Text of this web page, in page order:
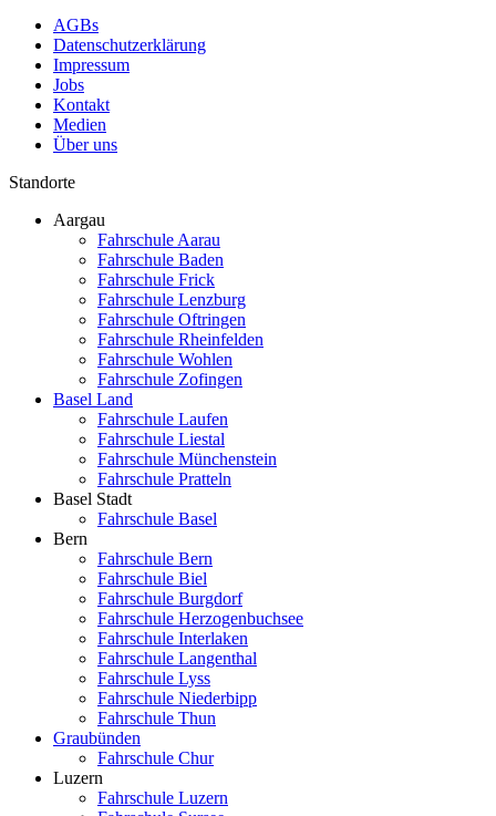
AGBs
Datenschutzerklärung
Impressum
Jobs
Kontakt
Medien
Über uns
Standorte
Aargau
Fahrschule Aarau
Fahrschule Baden
Fahrschule Frick
Fahrschule Lenzburg
Fahrschule Oftringen
Fahrschule Rheinfelden
Fahrschule Wohlen
Fahrschule Zofingen
Basel Land
Fahrschule Laufen
Fahrschule Liestal
Fahrschule Münchenstein
Fahrschule Pratteln
Basel Stadt
Fahrschule Basel
Bern
Fahrschule Bern
Fahrschule Biel
Fahrschule Burgdorf
Fahrschule Herzogenbuchsee
Fahrschule Interlaken
Fahrschule Langenthal
Fahrschule Lyss
Fahrschule Niederbipp
Fahrschule Thun
Graubünden
Fahrschule Chur
Luzern
Fahrschule Luzern